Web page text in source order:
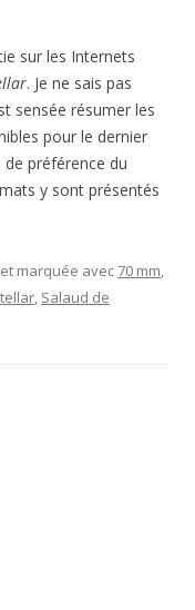
sur les Internets
. Je ne sais pas
sensée résumer les
pour le dernier
de préférence du
y sont présentés
marquée avec 70 mm,
, Salaud de